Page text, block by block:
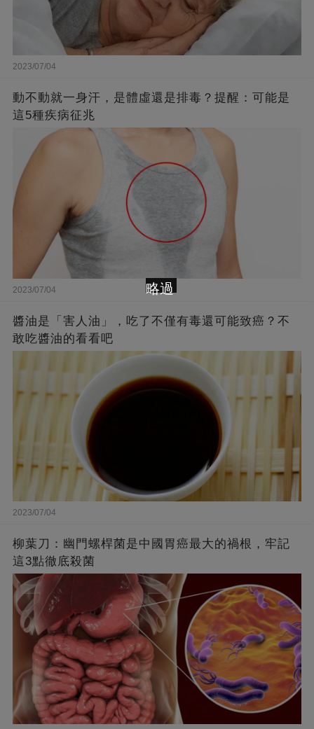
2023/07/04
動不動就一身汗，是體虛還是排毒？提醒：可能是
這5種疾病征兆
2023/07/04
醬油是「害人油」，吃了不僅有毒還可能致癌？不
敢吃醬油的看看吧
2023/07/04
柳葉刀：幽門螺桿菌是中國胃癌最大的禍根，牢記
這3點徹底殺菌
略過